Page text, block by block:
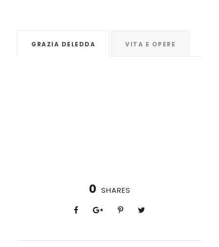
GRAZIA DELEDDA VITA E OPERE
0 SHARES